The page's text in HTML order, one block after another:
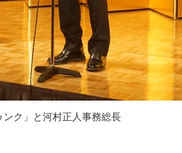
ンク」と河村正人事務総長